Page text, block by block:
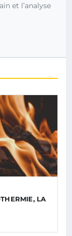
et l’analyse
LA